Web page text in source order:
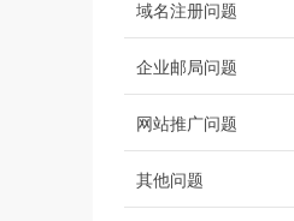
域名注册问题
企业邮局问题
网站推广问题
其他问题